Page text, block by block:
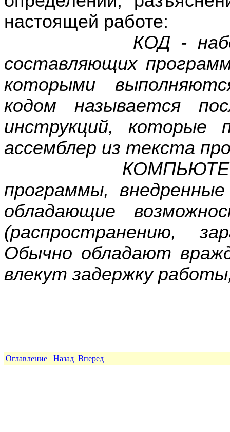
настоящей работе:
КОД - набор
составляющих
которыми
кодом называется
инструкций, которые
ассемблер из текста
КОМПЬЮТЕРНЫЕ
программы,
обладающие
(распространению,
Обычно обладают
влекут задержку
Оглавление Назад Вперед